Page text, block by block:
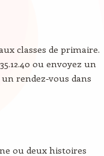
classes de primaire.
ou envoyez un
rendez-vous dans
ou deux histoires